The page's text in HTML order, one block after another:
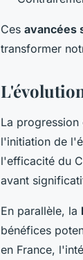
Ces avancées
transformer
La progression
l'initiation de
l'efficacité du
avant
En parallèle, la
bénéfices
en France,